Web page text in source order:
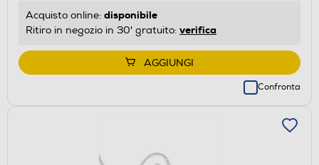
Acquisto online: disponibile
Ritiro in negozio in 30' gratuito: verifica
AGGIUNGI
Confronta